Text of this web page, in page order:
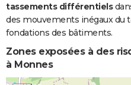
tassements différentiels
des mouvements inégaux du
fondations des bâtiments.
Zones exposées à des
à Monnes